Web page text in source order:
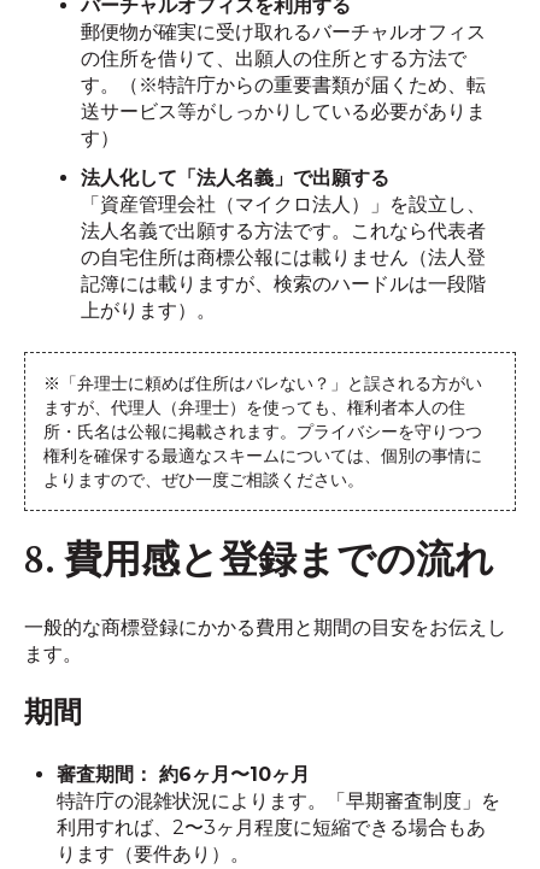
バーチャルオフィスを利用する
郵便物が確実に受け取れるバーチャルオフィス
の住所を借りて、出願人の住所とする方法で
す。（※特許庁からの重要書類が届くため、転
送サービス等がしっかりしている必要がありま
す）
法人化して「法人名義」で出願する
「資産管理会社（マイクロ法人）」を設立し、
法人名義で出願する方法です。これなら代表者
の自宅住所は商標公報には載りません（法人登
記簿には載りますが、検索のハードルは一段階
上がります）。
※「弁理士に頼めば住所はバレない？」と誤される方がい
ますが、代理人（弁理士）を使っても、権利者本人の住
所・氏名は公報に掲載されます。プライバシーを守りつつ
権利を確保する最適なスキームについては、個別の事情に
よりますので、ぜひ一度ご相談ください。
8. 費用感と登録までの流れ
一般的な商標登録にかかる費用と期間の目安をお伝えし
ます。
期間
審査期間： 約6ヶ月〜10ヶ月
特許庁の混雑状況によります。「早期審査制度」を
利用すれば、2〜3ヶ月程度に短縮できる場合もあ
ります（要件あり）。